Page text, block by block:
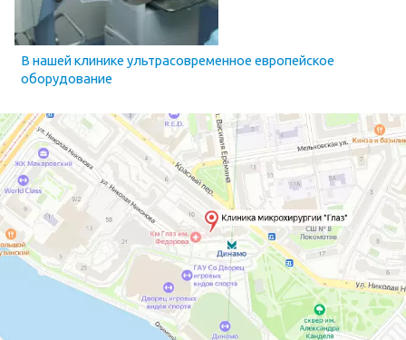
В нашей клинике ультрасовременное европейское
оборудование